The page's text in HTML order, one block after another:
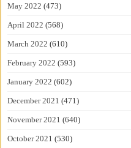
May 2022 (473)
April 2022 (568)
March 2022 (610)
February 2022 (593)
January 2022 (602)
December 2021 (471)
November 2021 (640)
October 2021 (530)